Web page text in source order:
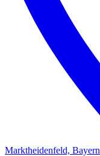
Marktheidenfeld, Bayern